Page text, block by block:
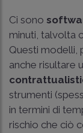
Ci sono
minuti, talvolta
Questi modelli,
anche risultare
strumenti
in termini di
rischio che ciò